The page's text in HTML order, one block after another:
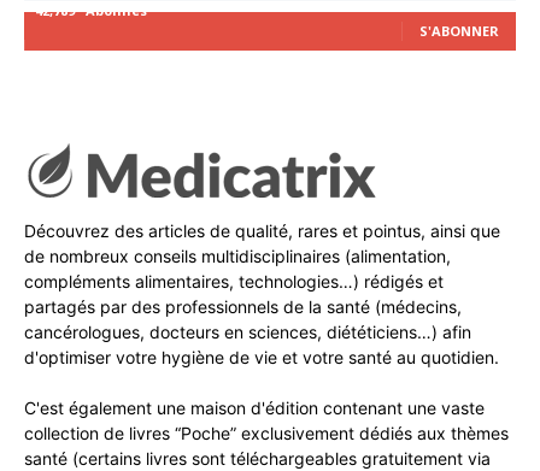
42,789 Abonnés
S'ABONNER
Découvrez des articles de qualité, rares et pointus, ainsi que
de nombreux conseils multidisciplinaires (alimentation,
compléments alimentaires, technologies…) rédigés et
partagés par des professionnels de la santé (médecins,
cancérologues, docteurs en sciences, diététiciens…) afin
d'optimiser votre hygiène de vie et votre santé au quotidien.
C'est également une maison d'édition contenant une vaste
collection de livres “Poche” exclusivement dédiés aux thèmes
santé (certains livres sont téléchargeables gratuitement via